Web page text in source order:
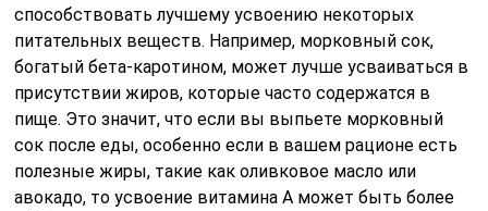
способствовать лучшему усвоению некоторых
питательных веществ. Например, морковный сок,
богатый бета-каротином, может лучше усваиваться в
присутствии жиров, которые часто содержатся в
пище. Это значит, что если вы выпьете морковный
сок после еды, особенно если в вашем рационе есть
полезные жиры, такие как оливковое масло или
авокадо, то усвоение витамина А может быть более